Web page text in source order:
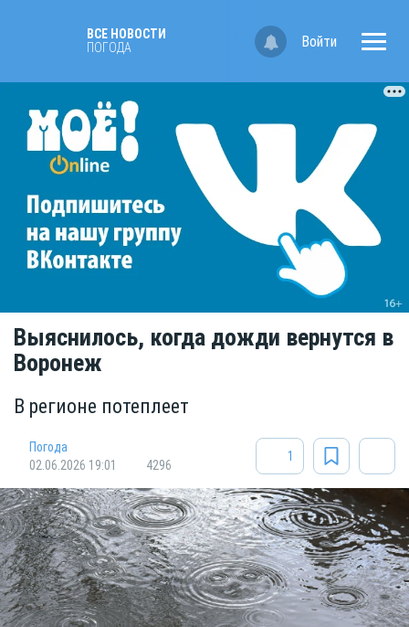
ВСЕ НОВОСТИ
ПОГОДА
Войти
Выяснилось, когда дожди вернутся в
Воронеж
В регионе потеплеет
Погода
02.06.2026 19:01
4296
1